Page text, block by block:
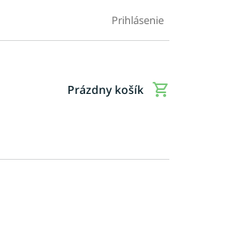
Doplnkové služby
Prihlásenie
Nákupný
Prázdny košík